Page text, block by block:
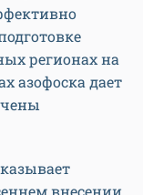
регионах на
азофоска дает
внесении